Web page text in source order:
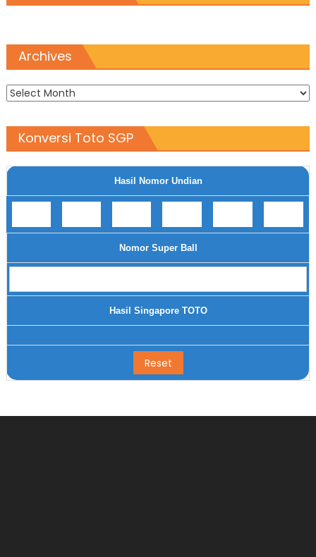
Archives
Archives
Konversi Toto SGP
Hasil Nomor Undian
Nomor Super Ball
Hasil Singapore TOTO